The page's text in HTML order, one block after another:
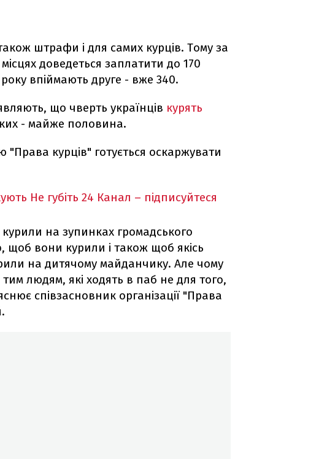
штрафи і для самих курців. Тому за
доведеться заплатити до 170
впіймають друге - вже 340.
що чверть українців курять
- майже половина.
"Права курців" готується оскаржувати
Не губіть 24 Канал – підписуйтеся
на зупинках громадського
щоб вони курили і також щоб якісь
на дитячому майданчику. Але чому
людям, які ходять в паб не для того,
співзасновник організації "Права